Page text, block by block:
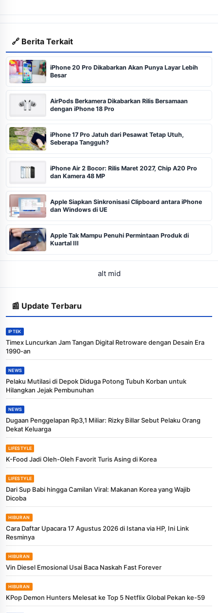
🔗 Berita Terkait
iPhone 20 Pro Dikabarkan Akan Punya Layar Lebih
Besar
AirPods Berkamera Dikabarkan Rilis Bersamaan
dengan iPhone 18 Pro
iPhone 17 Pro Jatuh dari Pesawat Tetap Utuh,
Seberapa Tangguh?
iPhone Air 2 Bocor: Rilis Maret 2027, Chip A20 Pro
dan Kamera 48 MP
Apple Siapkan Sinkronisasi Clipboard antara iPhone
dan Windows di UE
Apple Tak Mampu Penuhi Permintaan Produk di
Kuartal III
alt mid
📰 Update Terbaru
IPTEK
Timex Luncurkan Jam Tangan Digital Retroware dengan Desain Era
1990-an
NEWS
Pelaku Mutilasi di Depok Diduga Potong Tubuh Korban untuk
Hilangkan Jejak Pembunuhan
NEWS
Dugaan Penggelapan Rp3,1 Miliar: Rizky Billar Sebut Pelaku Orang
Dekat Keluarga
LIFESTYLE
K-Food Jadi Oleh-Oleh Favorit Turis Asing di Korea
LIFESTYLE
Dari Sup Babi hingga Camilan Viral: Makanan Korea yang Wajib
Dicoba
HIBURAN
Cara Daftar Upacara 17 Agustus 2026 di Istana via HP, Ini Link
Resminya
HIBURAN
Vin Diesel Emosional Usai Baca Naskah Fast Forever
HIBURAN
KPop Demon Hunters Melesat ke Top 5 Netflix Global Pekan ke-59